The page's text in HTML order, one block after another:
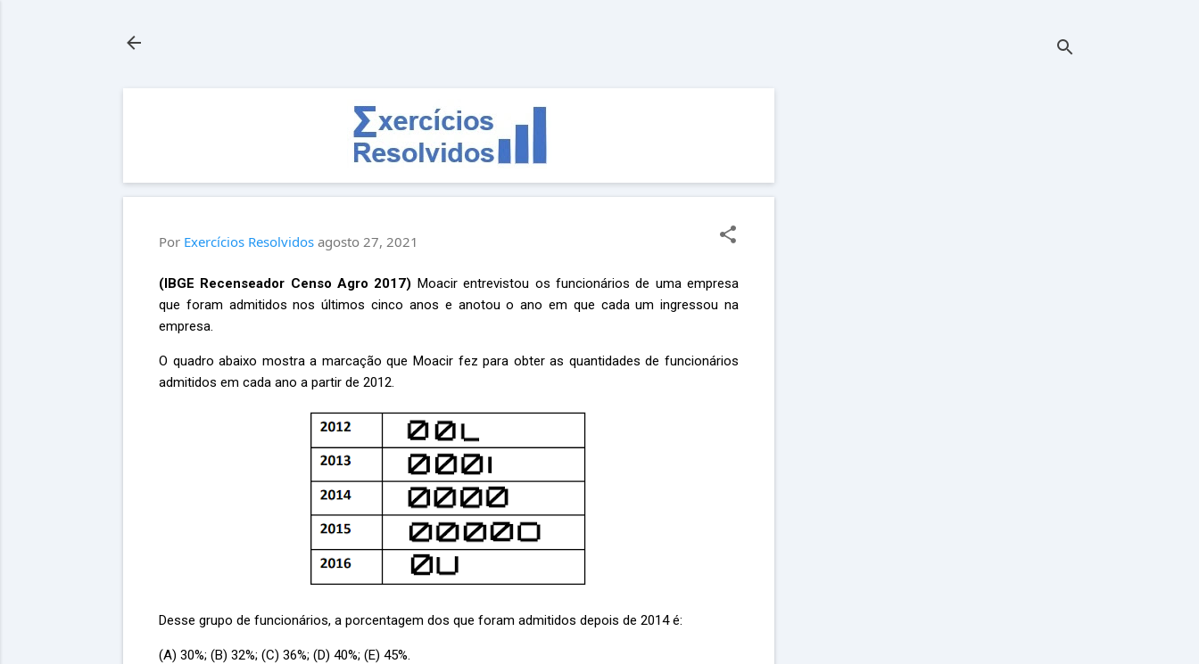
Por Exercícios Resolvidos agosto 27, 2021
(IBGE Recenseador Censo Agro 2017) Moacir entrevistou os funcionários de uma empresa
que foram admitidos nos últimos cinco anos e anotou o ano em que cada um ingressou na
empresa.
O quadro abaixo mostra a marcação que Moacir fez para obter as quantidades de funcionários
admitidos em cada ano a partir de 2012.
Desse grupo de funcionários, a porcentagem dos que foram admitidos depois de 2014 é:
(A) 30%; (B) 32%; (C) 36%; (D) 40%; (E) 45%.